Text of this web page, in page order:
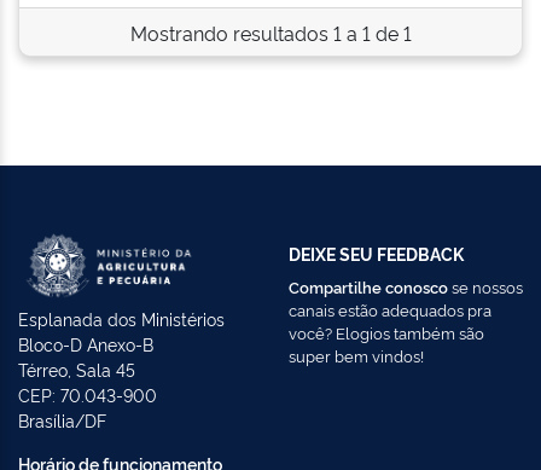
Mostrando resultados 1 a 1 de 1
Esplanada dos Ministérios
Bloco-D Anexo-B
Térreo, Sala 45
CEP: 70.043-900
Brasília/DF
Horário de funcionamento
DEIXE SEU FEEDBACK
Compartilhe conoscose nossos
canais estão adequados pra
você? Elogios também são
super bem vindos!